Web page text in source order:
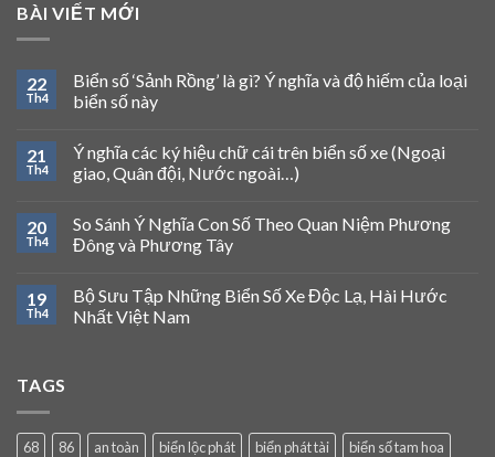
BÀI VIẾT MỚI
22
Th4
Biển số ‘Sảnh Rồng’ là gì? Ý nghĩa và độ hiếm của loại
biển số này
21
Th4
Ý nghĩa các ký hiệu chữ cái trên biển số xe (Ngoại
giao, Quân đội, Nước ngoài…)
20
Th4
So Sánh Ý Nghĩa Con Số Theo Quan Niệm Phương
Đông và Phương Tây
19
Th4
Bộ Sưu Tập Những Biển Số Xe Độc Lạ, Hài Hước
Nhất Việt Nam
TAGS
68 86 an toàn biển lộc phát biển phát tài
biển số tam hoa